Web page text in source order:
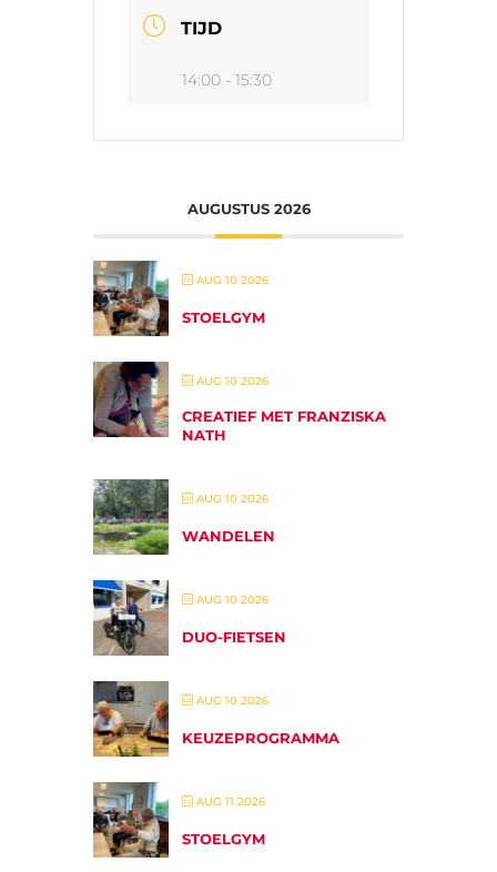
TIJD
14:00 - 15:30
AUGUSTUS 2026
AUG 10 2026
STOELGYM
AUG 10 2026
CREATIEF MET FRANZISKA
NATH
AUG 10 2026
WANDELEN
AUG 10 2026
DUO-FIETSEN
AUG 10 2026
KEUZEPROGRAMMA
AUG 11 2026
STOELGYM